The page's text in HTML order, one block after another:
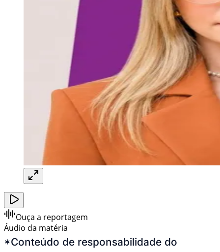
Ouça a reportagem
Áudio da matéria
*Conteúdo de responsabilidade do